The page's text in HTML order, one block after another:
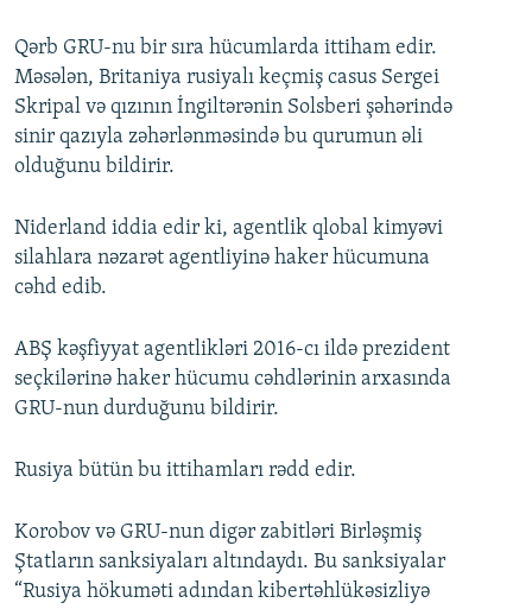
Qərb GRU-nu bir sıra hücumlarda ittiham edir.
Məsələn, Britaniya rusiyalı keçmiş casus Sergei
Skripal və qızının İngiltərənin Solsberi şəhərində
sinir qazıyla zəhərlənməsində bu qurumun əli
olduğunu bildirir.
Niderland iddia edir ki, agentlik qlobal kimyəvi
silahlara nəzarət agentliyinə haker hücumuna
cəhd edib.
ABŞ kəşfiyyat agentlikləri 2016-cı ildə prezident
seçkilərinə haker hücumu cəhdlərinin arxasında
GRU-nun durduğunu bildirir.
Rusiya bütün bu ittihamları rədd edir.
Korobov və GRU-nun digər zabitləri Birləşmiş
Ştatların sanksiyaları altındaydı. Bu sanksiyalar
“Rusiya hökuməti adından kibertəhlükəsizliyə